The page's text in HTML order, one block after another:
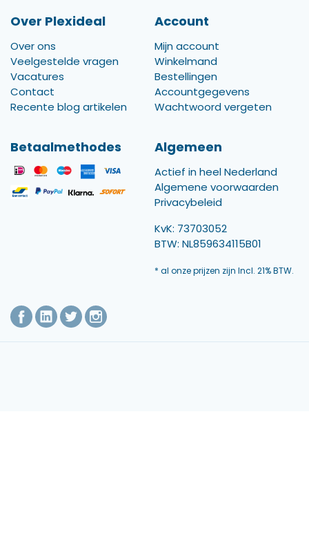
Over Plexideal
Over ons
Veelgestelde vragen
Vacatures
Contact
Recente blog artikelen
Account
Mijn account
Winkelmand
Bestellingen
Accountgegevens
Wachtwoord vergeten
Betaalmethodes Algemeen
Actief in heel Nederland
Algemene voorwaarden
Privacybeleid
KvK: 73703052
BTW: NL859634115B01
* al onze prijzen zijn Incl. 21% BTW.